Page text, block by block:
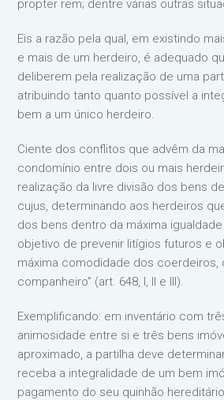
propter rem; dentre várias outras
Eis a razão pela qual, em existindo
e mais de um herdeiro, é adequado
deliberem pela realização de uma
atribuindo tanto quanto possível a
bem a um único herdeiro.
Ciente dos conflitos que advêm da
condomínio entre dois ou mais
realização da livre divisão dos bens
cujus, determinando aos herdeiros
dos bens dentro da máxima
objetivo de prevenir litígios futuros e
máxima comodidade dos coerdeiros,
companheiro” (art. 648, I, II e III).
Exemplificando: em inventário com
animosidade entre si e três bens
aproximado, a partilha deve
receba a integralidade de um bem
pagamento do seu quinhão